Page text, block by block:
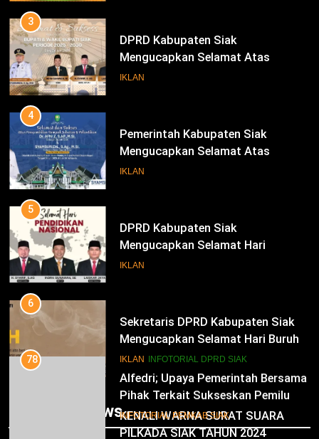
3
DPRD Kabupaten Siak
Mengucapkan Selamat Atas
Pengambilan Sumpah Jabatan
IKLAN
4
Pemerintah Kabupaten Siak
Mengucapkan Selamat Atas
Pengambilan Sumpah Jabatan
IKLAN
5
DPRD Kabupaten Siak
Mengucapkan Selamat Hari
Pendidikan Nasional
IKLAN
6
Sekretaris DPRD Kabupaten Siak
Mengucapkan Selamat Hari Buruh
IKLAN INFOTORIAL DPRD SIAK
KENALI WARNA SURAT SUARA
PILKADA SIAK TAHUN 2024
Trending News
Alfedri; Upaya Pemerintah Bersama
Pihak Terkait Sukseskan Pemilu
2024
INFOTORIAL PEMKAB SIAK